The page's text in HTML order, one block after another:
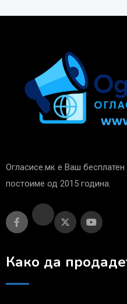
Огласисе.мк е Ваш бесплатен
постоиме од 2015 година.
Како да